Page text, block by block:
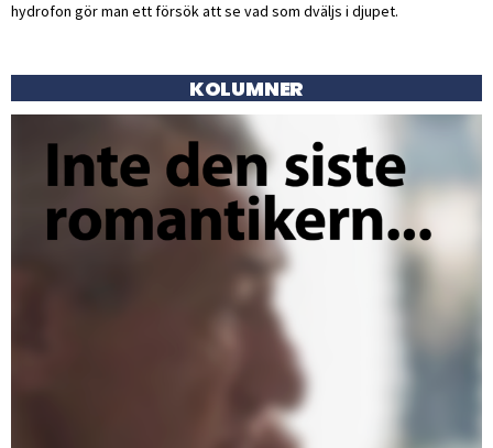
hydrofon gör man ett försök att se vad som dväljs i djupet.
KOLUMNER